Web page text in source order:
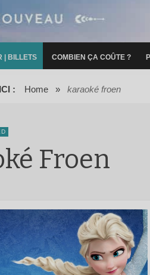
| BILLETS COMBIEN ÇA COÛTE ?
: Home » karaoké froen
Froen